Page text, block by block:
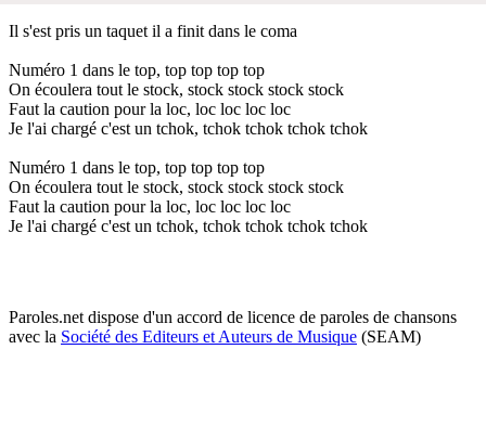
Il s'est pris un taquet il a finit dans le coma
Numéro 1 dans le top, top top top top
On écoulera tout le stock, stock stock stock stock
Faut la caution pour la loc, loc loc loc loc
Je l'ai chargé c'est un tchok, tchok tchok tchok tchok
Numéro 1 dans le top, top top top top
On écoulera tout le stock, stock stock stock stock
Faut la caution pour la loc, loc loc loc loc
Je l'ai chargé c'est un tchok, tchok tchok tchok tchok
Paroles.net dispose d'un accord de licence de paroles de chansons
avec la Société des Editeurs et Auteurs de Musique (SEAM)